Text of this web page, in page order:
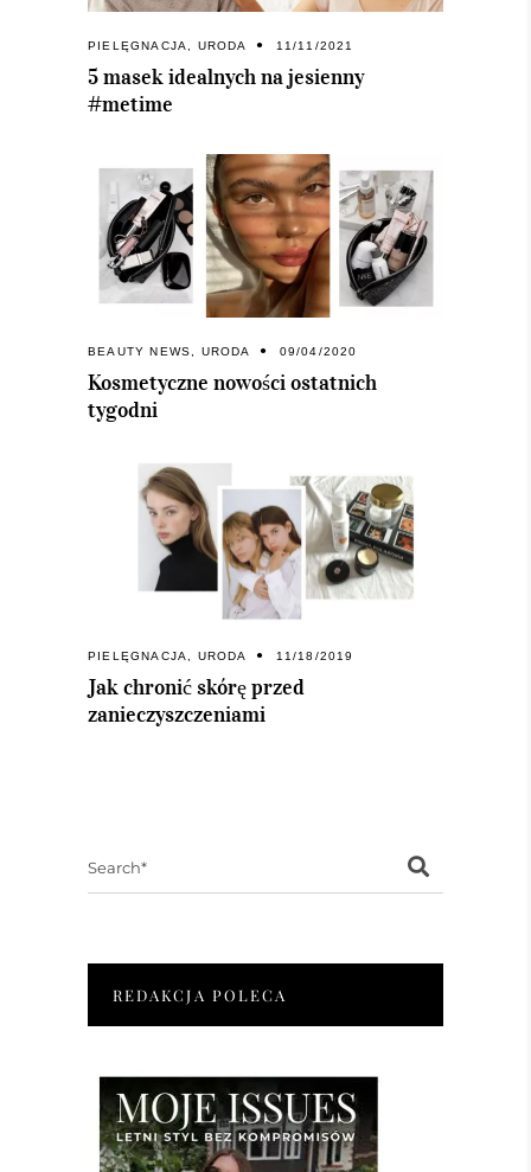
PIELĘGNACJA URODA 11/11/2021
5 masek idealnych na jesienny
#metime
BEAUTY NEWS URODA 09/04/2020
Kosmetyczne nowości ostatnich
tygodni
PIELĘGNACJA URODA 11/18/2019
Jak chronić skórę przed
zanieczyszczeniami
REDAKCJA POLECA